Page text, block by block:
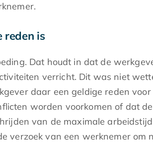
reden is
Dat houdt in dat de
verricht. Dit was niet
daar een geldige reden
worden voorkomen of dat
van de maximale
van een werknemer om